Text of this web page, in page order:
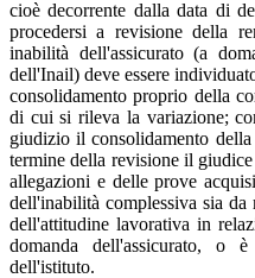
cioè decorrente dalla data di
procedersi a revisione della
inabilità dell'assicurato (a
dell'Inail) deve essere
consolidamento proprio della
di cui si rileva la variazione;
giudizio il consolidamento
termine della revisione il
allegazioni e delle prove
dell'inabilità complessiva sia
dell'attitudine lavorativa in
domanda dell'assicurato, o
dell'istituto.